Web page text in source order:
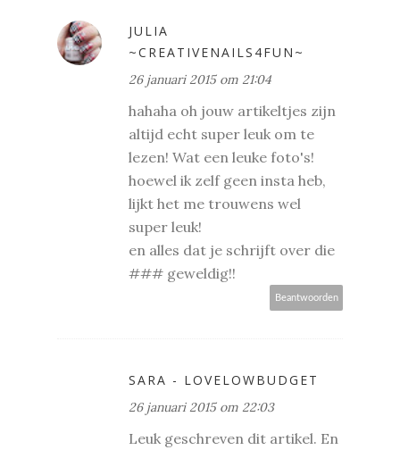
JULIA
~CREATIVENAILS4FUN~
26 januari 2015 om 21:04
hahaha oh jouw artikeltjes zijn
altijd echt super leuk om te
lezen! Wat een leuke foto's!
hoewel ik zelf geen insta heb,
lijkt het me trouwens wel
super leuk!
en alles dat je schrijft over die
### geweldig!!
Beantwoorden
SARA - LOVELOWBUDGET
26 januari 2015 om 22:03
Leuk geschreven dit artikel. En